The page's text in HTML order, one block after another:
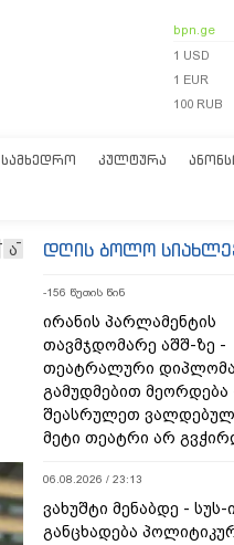
bpn.ge
1 USD
1 EUR
100 RUB
ᲡᲐᲛᲮᲔᲓᲠᲝ ᲙᲣᲚᲢᲣᲠᲐ
ა დღის ბოლო
-156 წუთის წინ
ირანის პარლამენტის
თავმჯდომარე აშშ-ზე -
თეატრალური
გამუდმებით მეორდება
შეასრულეთ
მეტი თეატრი არ
06.08.2026 / 23:13
ვახუშტი მენაბდე - სუს-
განცხადება